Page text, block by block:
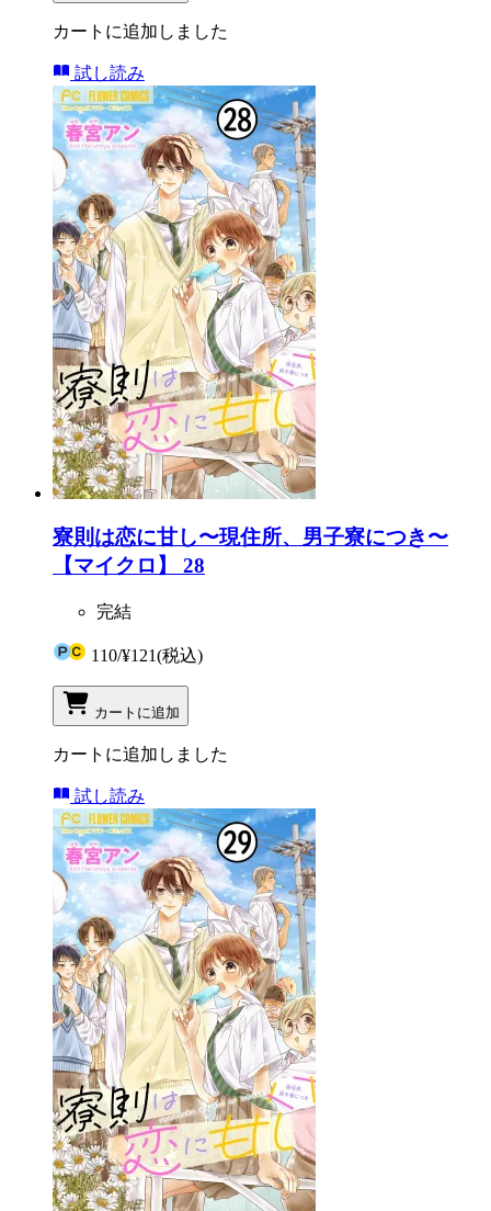
カートに追加しました
試し読み
寮則は恋に甘し〜現住所、男子寮につき〜
【マイクロ】 28
完結
110/¥121(税込)
カートに追加
カートに追加しました
試し読み